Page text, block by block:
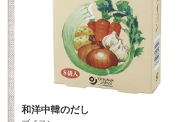
和洋中韓のだし